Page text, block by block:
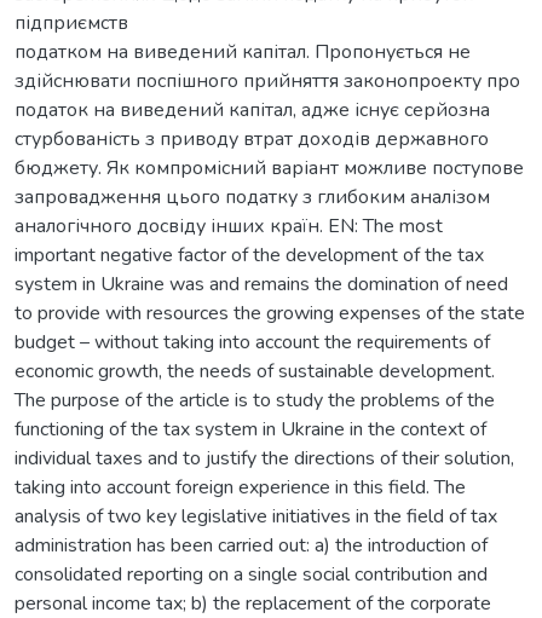
підприємств
податком на виведений капітал. Пропонується не
здійснювати поспішного прийняття законопроекту про
податок на виведений капітал, адже існує серйозна
стурбованість з приводу втрат доходів державного
бюджету. Як компромісний варіант можливе поступове
запровадження цього податку з глибоким аналізом
аналогічного досвіду інших країн. EN: The most
important negative factor of the development of the tax
system in Ukraine was and remains the domination of need
to provide with resources the growing expenses of the state
budget – without taking into account the requirements of
economic growth, the needs of sustainable development.
The purpose of the article is to study the problems of the
functioning of the tax system in Ukraine in the context of
individual taxes and to justify the directions of their solution,
taking into account foreign experience in this field. The
analysis of two key legislative initiatives in the field of tax
administration has been carried out: a) the introduction of
consolidated reporting on a single social contribution and
personal income tax; b) the replacement of the corporate